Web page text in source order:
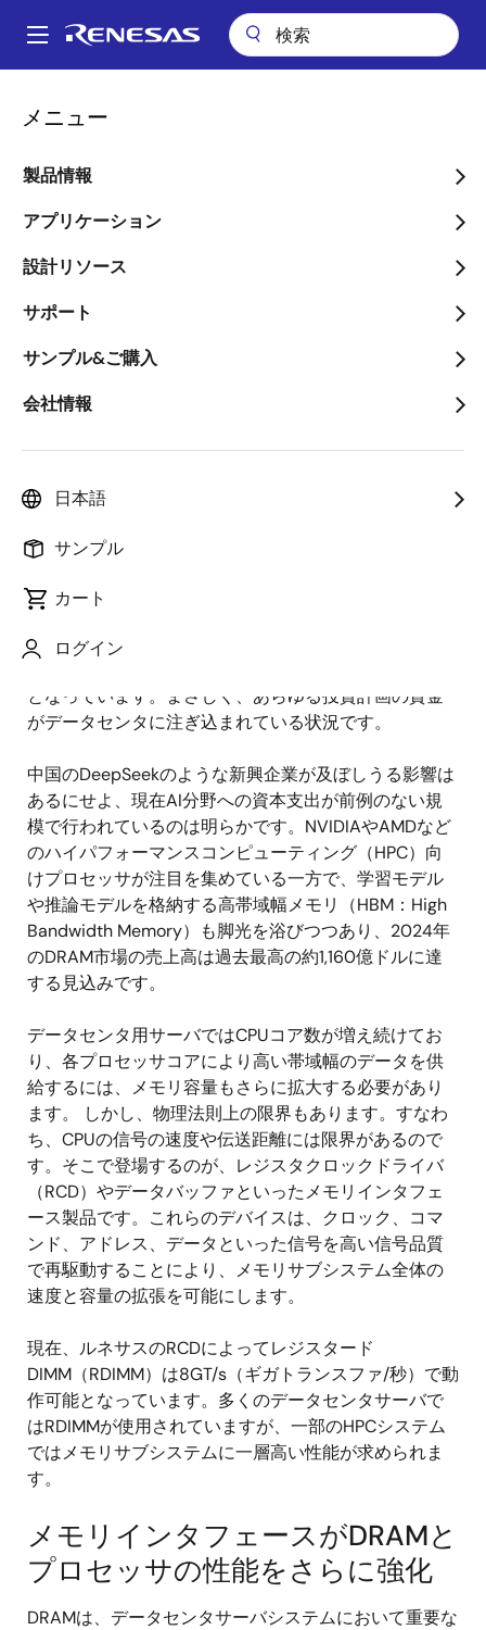
ン
Main
メニュー
製品情報
アプリケーション
設計リソース
サポート
サンプル&ご購入
会社情報
日本語
サンプル
カート
ログイン
パ
ン
く
ず
高速データセンタを支えるDRAMメモリインタフェース
高速データセンタを支える
DRAMメモリインタフェー
ス
画
像
モリインタフェース事業部
高性能なAIデータセンタは、これまでのどの技術より
ます。2022年のAIインフラへの投資額はおよそ150億
となっています。まさしく、あらゆる投資計画の資金
がデータセンタに注ぎ込まれている状況です。
中国のDeepSeekのような新興企業が及ぼしうる影響は
あるにせよ、現在AI分野への資本支出が前例のない規
模で行われているのは明らかです。NVIDIAやAMDなど
のハイパフォーマンスコンピューティング（HPC）向
けプロセッサが注目を集めている一方で、学習モデル
や推論モデルを格納する高帯域幅メモリ（HBM：High
Bandwidth Memory）も脚光を浴びつつあり、2024年
のDRAM市場の売上高は過去最高の約1,160億ドルに達
する見込みです。
データセンタ用サーバではCPUコア数が増え続けてお
り、各プロセッサコアにより高い帯域幅のデータを供
給するには、メモリ容量もさらに拡大する必要があり
ます。 しかし、物理法則上の限界もあります。すなわ
ち、CPUの信号の速度や伝送距離には限界があるので
す。そこで登場するのが、レジスタクロックドライバ
（RCD）やデータバッファといったメモリインタフェ
ース製品です。これらのデバイスは、クロック、コマ
ンド、アドレス、データといった信号を高い信号品質
で再駆動することにより、メモリサブシステム全体の
速度と容量の拡張を可能にします。
現在、ルネサスのRCDによってレジスタード
DIMM（RDIMM）は8GT/s（ギガトランスファ/秒）で動
作可能となっています。多くのデータセンタサーバで
はRDIMMが使用されていますが、一部のHPCシステム
ではメモリサブシステムに一層高い性能が求められま
す。
メモリインタフェースがDRAMと
プロセッサの性能をさらに強化
DRAMは、データセンタサーバシステムにおいて重要な